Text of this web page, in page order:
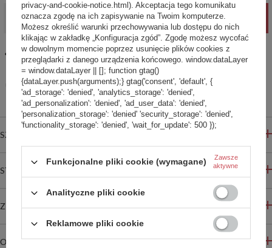
+ DODAJ DO KOSZYKA
14dni na łatwy zwrot
Ten produkt nie jest dostępny w sklepie stacjonarnym
Bezpieczne zakupy
SZCZEGÓŁOWE INFORMACJE
STREFA REKOMENDACJI
ZADAJ PYTANIE
OPINIE
privacy-and-cookie-notice.html). Akceptacja tego komunikatu
oznacza zgodę na ich zapisywanie na Twoim komputerze.
Możesz określić warunki przechowywania lub dostępu do nich
klikając w zakładkę „Konfiguracja zgód”. Zgodę możesz wycofać
w dowolnym momencie poprzez usunięcie plików cookies z
przeglądarki z danego urządzenia końcowego. window.dataLayer
= window.dataLayer || []; function gtag()
{dataLayer.push(arguments);} gtag('consent', 'default', {
'ad_storage': 'denied', 'analytics_storage': 'denied',
'ad_personalization': 'denied', 'ad_user_data': 'denied',
'personalization_storage': 'denied' 'security_storage': 'denied',
'functionality_storage': 'denied', 'wait_for_update': 500 });
Funkcjonalne pliki cookie (wymagane)
Zawsze
aktywne
Analityczne pliki cookie
Reklamowe pliki cookie